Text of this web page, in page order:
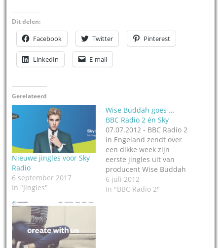
Dit delen:
Facebook Twitter Pinterest
LinkedIn E-mail
Gerelateerd
Nieuwe jingles voor Sky
Radio
6 september 2017
In "Jingles"
Wise Buddah goes …
BBC Radio 2 én Sky
07.07.2012 - BBC Radio 2
in Engeland zendt over
een dikke week zijn
eerste jingles uit van
producent Wise Buddah
in London. De jingles zijn
vanaf maandag 16 juli
6 juli 2012
In "BBC Radio 2"